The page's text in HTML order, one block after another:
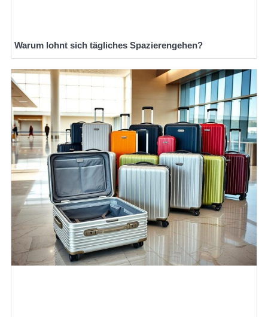
Warum lohnt sich tägliches Spazierengehen?